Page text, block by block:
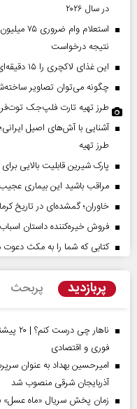
در سال ۲۰۲۶
استعلام
نتیجه درخواست
این غذای لاکچری را ۱۵ دقیقه‌ای آماده کنید
چگونه می‌توان تصاویر
طرز تهیه تارت فلپ‌جک
آشنایی با آش‌های اصیل
طرز تهیه
پارک شیرین قابلیت‌ بالایی
مراقب باشید این بیماری
خاوران؛ گمشده‌ای در تاریخ
فروش خیره‌کننده داستان اسباب‌بازی ۵؛ بزرگ‌ترین افتتاحیه سال
کتابی که شما را به مکث
پربازدید پربحث
فوری و اقتصادی
امیرحسین بهداد به عنوان
آذربایجان شرقی منصوب شد
زمان پخش سریال «ماه عسل»